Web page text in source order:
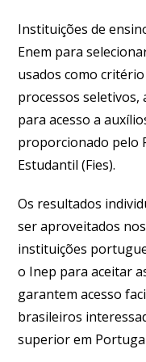
Instituições de
Enem para
usados como
processos seletivos,
para acesso a
proporcionado pelo
Estudantil (Fies).
Os resultados
ser aproveitados
instituições
o Inep para aceitar
garantem acesso
brasileiros
superior em